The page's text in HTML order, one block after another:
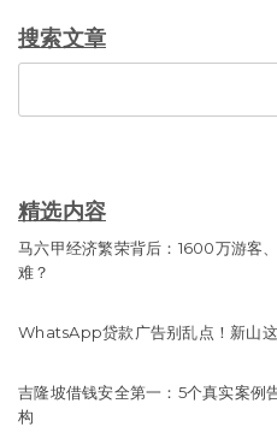
搜索文章
精选内容
马六甲经济繁荣背后：1600万游客
难？
WhatsApp贷款广告别乱点！新山
吉隆坡借钱安全第一：5个真实案例
构